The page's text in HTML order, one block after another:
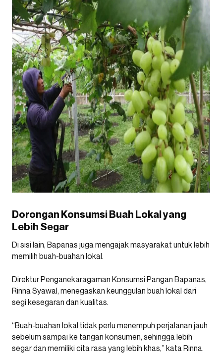
Dorongan Konsumsi Buah Lokal yang
Lebih Segar
Di sisi lain, Bapanas juga mengajak masyarakat untuk lebih
memilih buah-buahan lokal.
Direktur Penganekaragaman Konsumsi Pangan Bapanas,
Rinna Syawal, menegaskan keunggulan buah lokal dari
segi kesegaran dan kualitas.
“Buah-buahan lokal tidak perlu menempuh perjalanan jauh
sebelum sampai ke tangan konsumen, sehingga lebih
segar dan memiliki cita rasa yang lebih khas,” kata Rinna.